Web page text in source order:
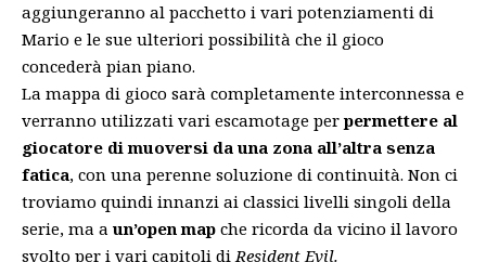
aggiungeranno al pacchetto i vari potenziamenti di
Mario e le sue ulteriori possibilità che il gioco
concederà pian piano.
La mappa di gioco sarà completamente interconnessa e
verranno utilizzati vari escamotage perpermettere al
giocatore di muoversi da una zona all’altra senza
fatica, con una perenne soluzione di continuità. Non ci
troviamo quindi innanzi ai classici livelli singoli della
serie, ma a un’open map che ricorda da vicino il lavoro
svolto per i vari capitoli diResident Evil.